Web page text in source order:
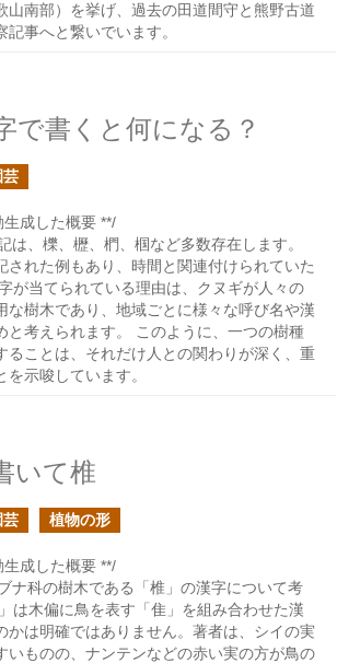
山南部）を挙げ、過去の田道間守と熊野古道
事へと繋いでいます。
で書くと何になる？
芸
生成した概要 **/
は、櫟、櫪、椚、椢など多数存在します。
された例もあり、時間と関連付けられていた
が当てられている理由は、クヌギが人々の
な樹木であり、地域ごとに様々な呼び名や漢
と考えられます。 このように、一つの樹種
ることは、それだけ人との関わりが深く、重
示唆しています。
いて椎
芸 植物の形
生成した概要 **/
ナ科の樹木である「椎」の漢字について考
は木偏に鳥を表す「隹」を組み合わせた漢
かは明確ではありません。著者は、シイの実
いものの、ナンテンなどの赤い実の方が鳥の